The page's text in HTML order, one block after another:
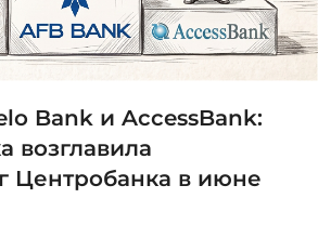
Bank и AccessBank:
возглавила
Центробанка в июне